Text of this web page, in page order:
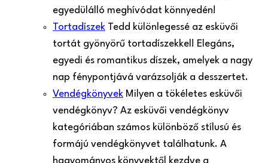
egyedülálló meghívódat könnyedén!
Tortadíszek Tedd különlegessé az esküvői
tortát gyönyörű tortadíszekkel! Elegáns,
egyedi és romantikus díszek, amelyek a nagy
nap fénypontjává varázsolják a desszertet.
Vendégkönyvek Milyen a tökéletes esküvői
vendégkönyv? Az esküvői vendégkönyv
kategóriában számos különböző stílusú és
formájú vendégkönyvet találhatunk. A
hagyományos könyvektől kezdve a